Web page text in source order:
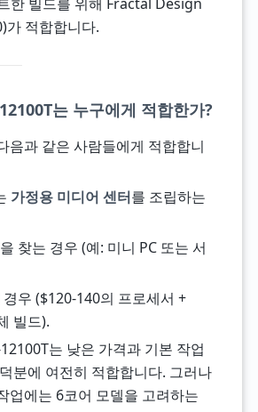
가 적합합니다.
는 누구에게 적합한가?
음과 같은 사람들에게 적합합니
가정용 미디어 센터를 조립하는
찾는 경우 (예: 미니 PC 또는 서
우 ($120-140의 프로세서 +
빌드).
는 낮은 가격과 기본 작업
분에 여전히 적합합니다. 그러나
업에는 6코어 모델을 고려하는